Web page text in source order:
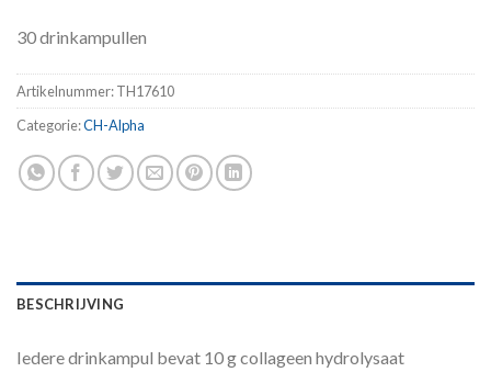
30 drinkampullen
Artikelnummer:TH17610
Categorie:CH-Alpha
BESCHRIJVING
Iedere drinkampul bevat 10 g collageen hydrolysaat